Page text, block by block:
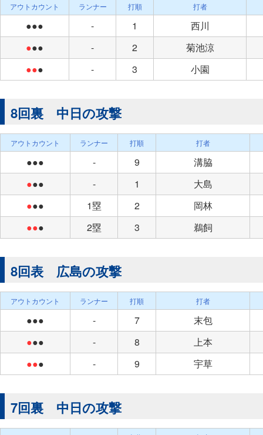
アウトカウント ランナー 打順 打者
●●● - 1
西川
●●● - 2
菊池涼
●●● - 3 小園
8回裏 中日の攻撃
アウトカウント ランナー 打順 打者
●●● - 9
溝脇
●●● - 1
大島
●●● 1塁 2
岡林
●●● 2塁 3 鵜飼
8回表 広島の攻撃
アウトカウント ランナー 打順 打者
●●● - 7
末包
●●● - 8
上本
●●● - 9 宇草
7回裏 中日の攻撃